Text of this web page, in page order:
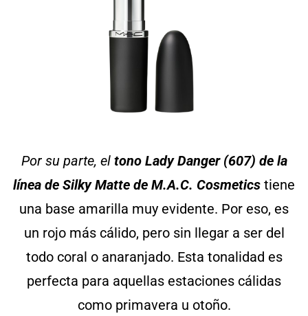
Por su parte, el tono Lady Danger (607) de la
línea de Silky Matte de M.A.C. Cosmetics tiene
una base amarilla muy evidente. Por eso, es
un rojo más cálido, pero sin llegar a ser del
todo coral o anaranjado. Esta tonalidad es
perfecta para aquellas estaciones cálidas
como primavera u otoño.